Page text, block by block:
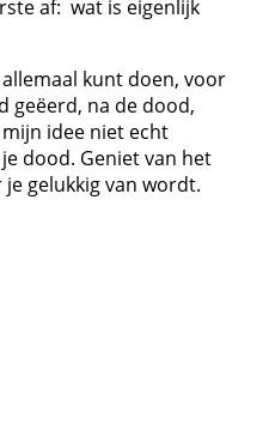
af: wat is eigenlijk
kunt doen, voor
geëerd, na de dood,
idee niet echt
dood. Geniet van het
gelukkig van wordt.